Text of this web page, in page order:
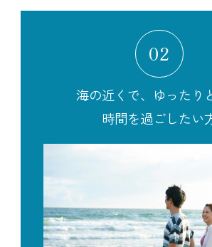
02
海の近くで、ゆったり
時間を過ごしたい